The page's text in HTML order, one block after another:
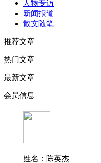
人物专访
新闻报道
散文随笔
推荐文章
热门文章
最新文章
会员信息
姓名：陈英杰